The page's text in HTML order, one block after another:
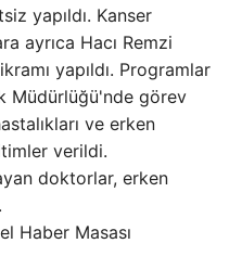
yapıldı. Kanser
ayrıca Hacı Remzi
yapıldı. Programlar
Müdürlüğü'nde görev
ve erken
verildi.
doktorlar, erken
Haber Masası